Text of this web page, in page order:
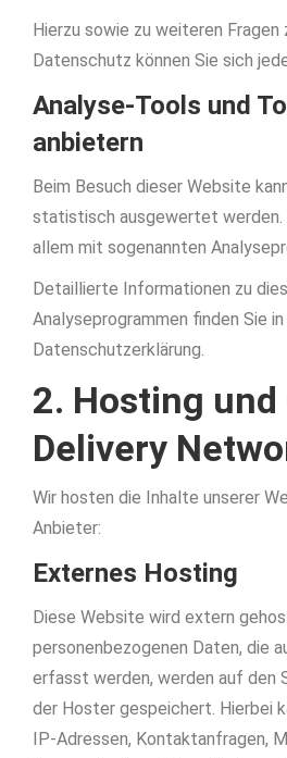
Hierzu sowie zu weiteren Fragen
Datenschutz können Sie sich
Analyse-Tools und
anbietern
Beim Besuch dieser Website
statistisch ausgewertet werden.
allem mit sogenannten
Detaillierte Informationen zu
Analyseprogrammen finden Sie
Datenschutzerklärung.
2. Hosting
Delivery
Wir hosten die Inhalte unserer
Anbieter:
Externes Hosting
Diese Website wird extern
personenbezogenen Daten, die
erfasst werden, werden auf den
der Hoster gespeichert. Hierbei
IP-Adressen, Kontaktanfragen,